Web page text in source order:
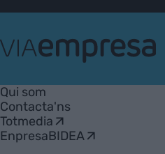
Empresa
Qui som
Contacta'ns
Totmedia
EnpresaBIDEA